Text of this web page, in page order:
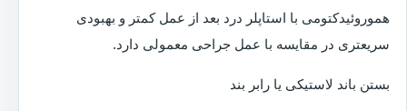
هموروئیدکتومی با استاپلر درد بعد از عمل کمتر و بهبودی
سریعتری در مقایسه با عمل جراحی معمولی دارد.
بستن باند لاستیکی یا رابر بند